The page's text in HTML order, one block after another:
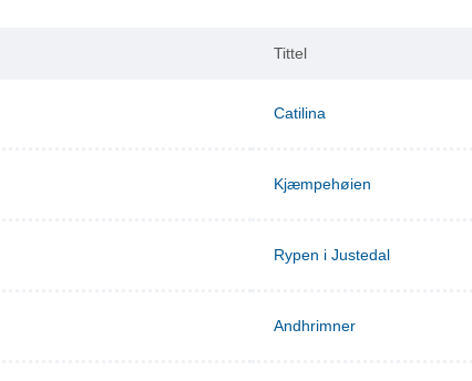
Tittel
Catilina
Kjæmpehøien
Rypen i Justedal
Andhrimner